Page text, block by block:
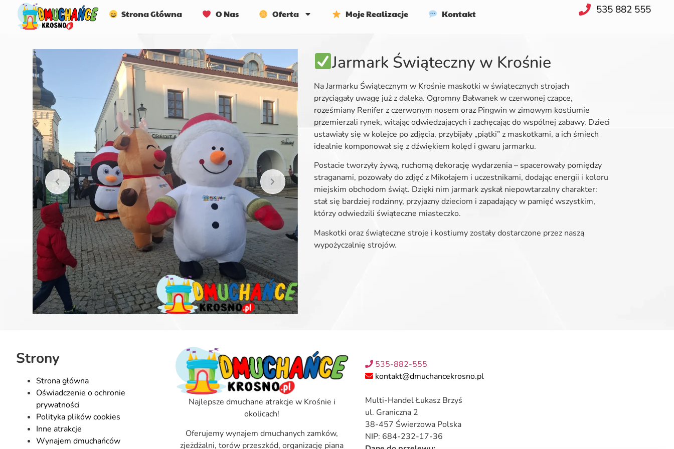
Strona Główna O Nas Oferta Moje Realizacje Kontakt 535 882 555
Jarmark Świąteczny w Krośnie
Na Jarmarku Świątecznym w Krośnie maskotki w świątecznych strojach
przyciągały uwagę już z daleka. Ogromny Bałwanek w czerwonej czapce,
roześmiany Renifer z czerwonym nosem oraz Pingwin w zimowym kostiumie
przemierzali rynek, witając odwiedzających i zachęcając do wspólnej zabawy. Dzieci
ustawiały się w kolejce po zdjęcia, przybijały „piątki” z maskotkami, a ich śmiech
idealnie komponował się z dźwiękiem kolęd i gwaru jarmarku.
Postacie tworzyły żywą, ruchomą dekorację wydarzenia – spacerowały pomiędzy
straganami, pozowały do zdjęć z Mikołajem i uczestnikami, dodając energii i koloru
miejskim obchodom świąt. Dzięki nim jarmark zyskał niepowtarzalny charakter:
stał się bardziej rodzinny, przyjazny dzieciom i zapadający w pamięć wszystkim,
którzy odwiedzili świąteczne miasteczko.
Maskotki oraz świąteczne stroje i kostiumy zostały dostarczone przez naszą
wypożyczalnię strojów.
Strony
Strona główna
Oświadczenie o ochronie
prywatności
Polityka plików cookies
Inne atrakcje
Wynajem dmuchańców
Najlepsze dmuchane atrakcje w Krośnie i
okolicach!
Oferujemy wynajem dmuchanych zamków,
zjeżdżalni, torów przeszkód, organizację piana
535-882-555
kontakt@dmuchancekrosno.pl
Multi-Handel Łukasz Brzyś
ul. Graniczna 2
38-457 Świerzowa Polska
NIP: 684-232-17-36